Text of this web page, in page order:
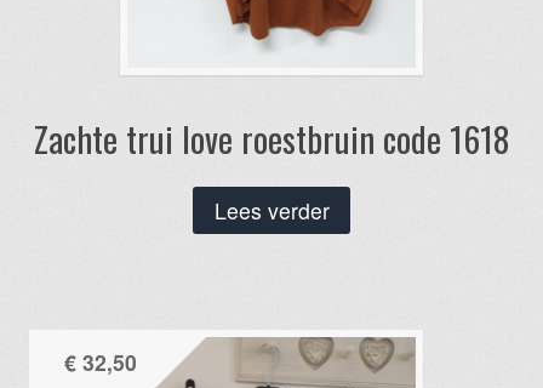
Zachte trui love roestbruin code 1618
Lees verder
€32,50